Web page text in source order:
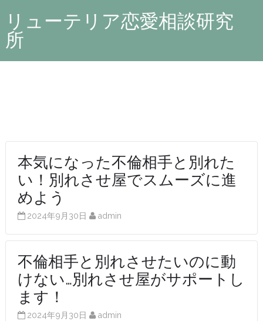
リューテリア恋愛相談研究
所
本気になった不倫相手と別れた
い！別れさせ屋でスムーズに進
めよう
2024年9月30日 admin
不倫相手と別れさせたいのに動
けない…別れさせ屋がサポートし
ます！
2024年9月30日 admin